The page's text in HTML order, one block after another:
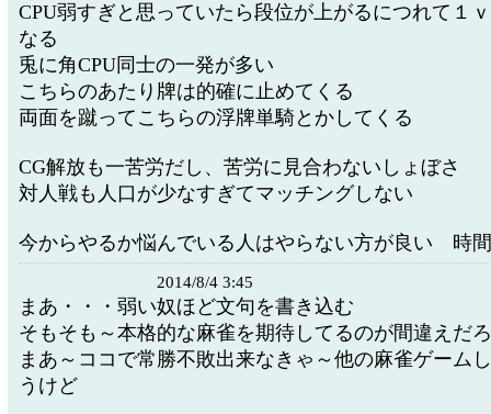
CPU弱すぎと思っていたら段位が上がるにつれて１
なる
兎に角CPU同士の一発が多い
こちらのあたり牌は的確に止めてくる
両面を蹴ってこちらの浮牌単騎とかしてくる
CG解放も一苦労だし、苦労に見合わないしょぼさ
対人戦も人口が少なすぎてマッチングしない
今からやるか悩んでいる人はやらない方が良い 時
2014/8/4 3:45
まあ・・・弱い奴ほど文句を書き込む
そもそも～本格的な麻雀を期待してるのが間違えだ
まあ～ココで常勝不敗出来なきゃ～他の麻雀ゲーム
うけど